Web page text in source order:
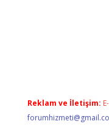
Reklam ve İletişim: